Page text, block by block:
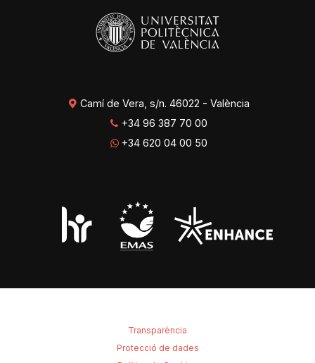
Camí de Vera, s/n. 46022 - València
+34 96 387 70 00
+34 620 04 00 50
Transparència
Protecció de dades